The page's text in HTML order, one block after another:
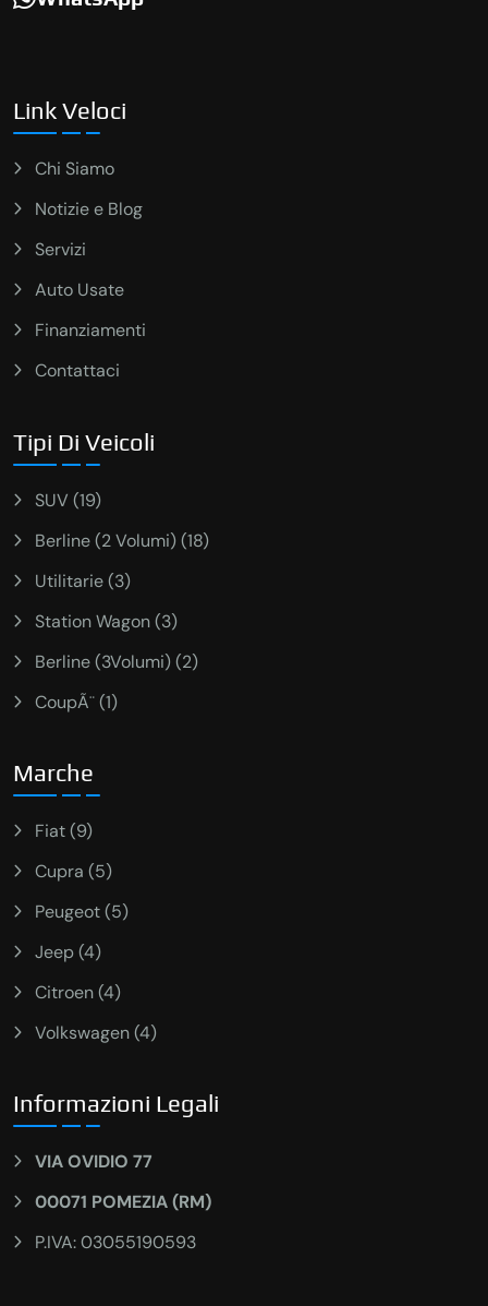
Link Veloci
Chi Siamo
Notizie e Blog
Servizi
Auto Usate
Finanziamenti
Contattaci
Tipi Di Veicoli
SUV (19)
Berline (2 Volumi) (18)
Utilitarie (3)
Station Wagon (3)
Berline (3Volumi) (2)
CoupÃ¨ (1)
Marche
Fiat (9)
Cupra (5)
Peugeot (5)
Jeep (4)
Citroen (4)
Volkswagen (4)
Informazioni Legali
VIA OVIDIO 77
00071 POMEZIA (RM)
P.IVA: 03055190593